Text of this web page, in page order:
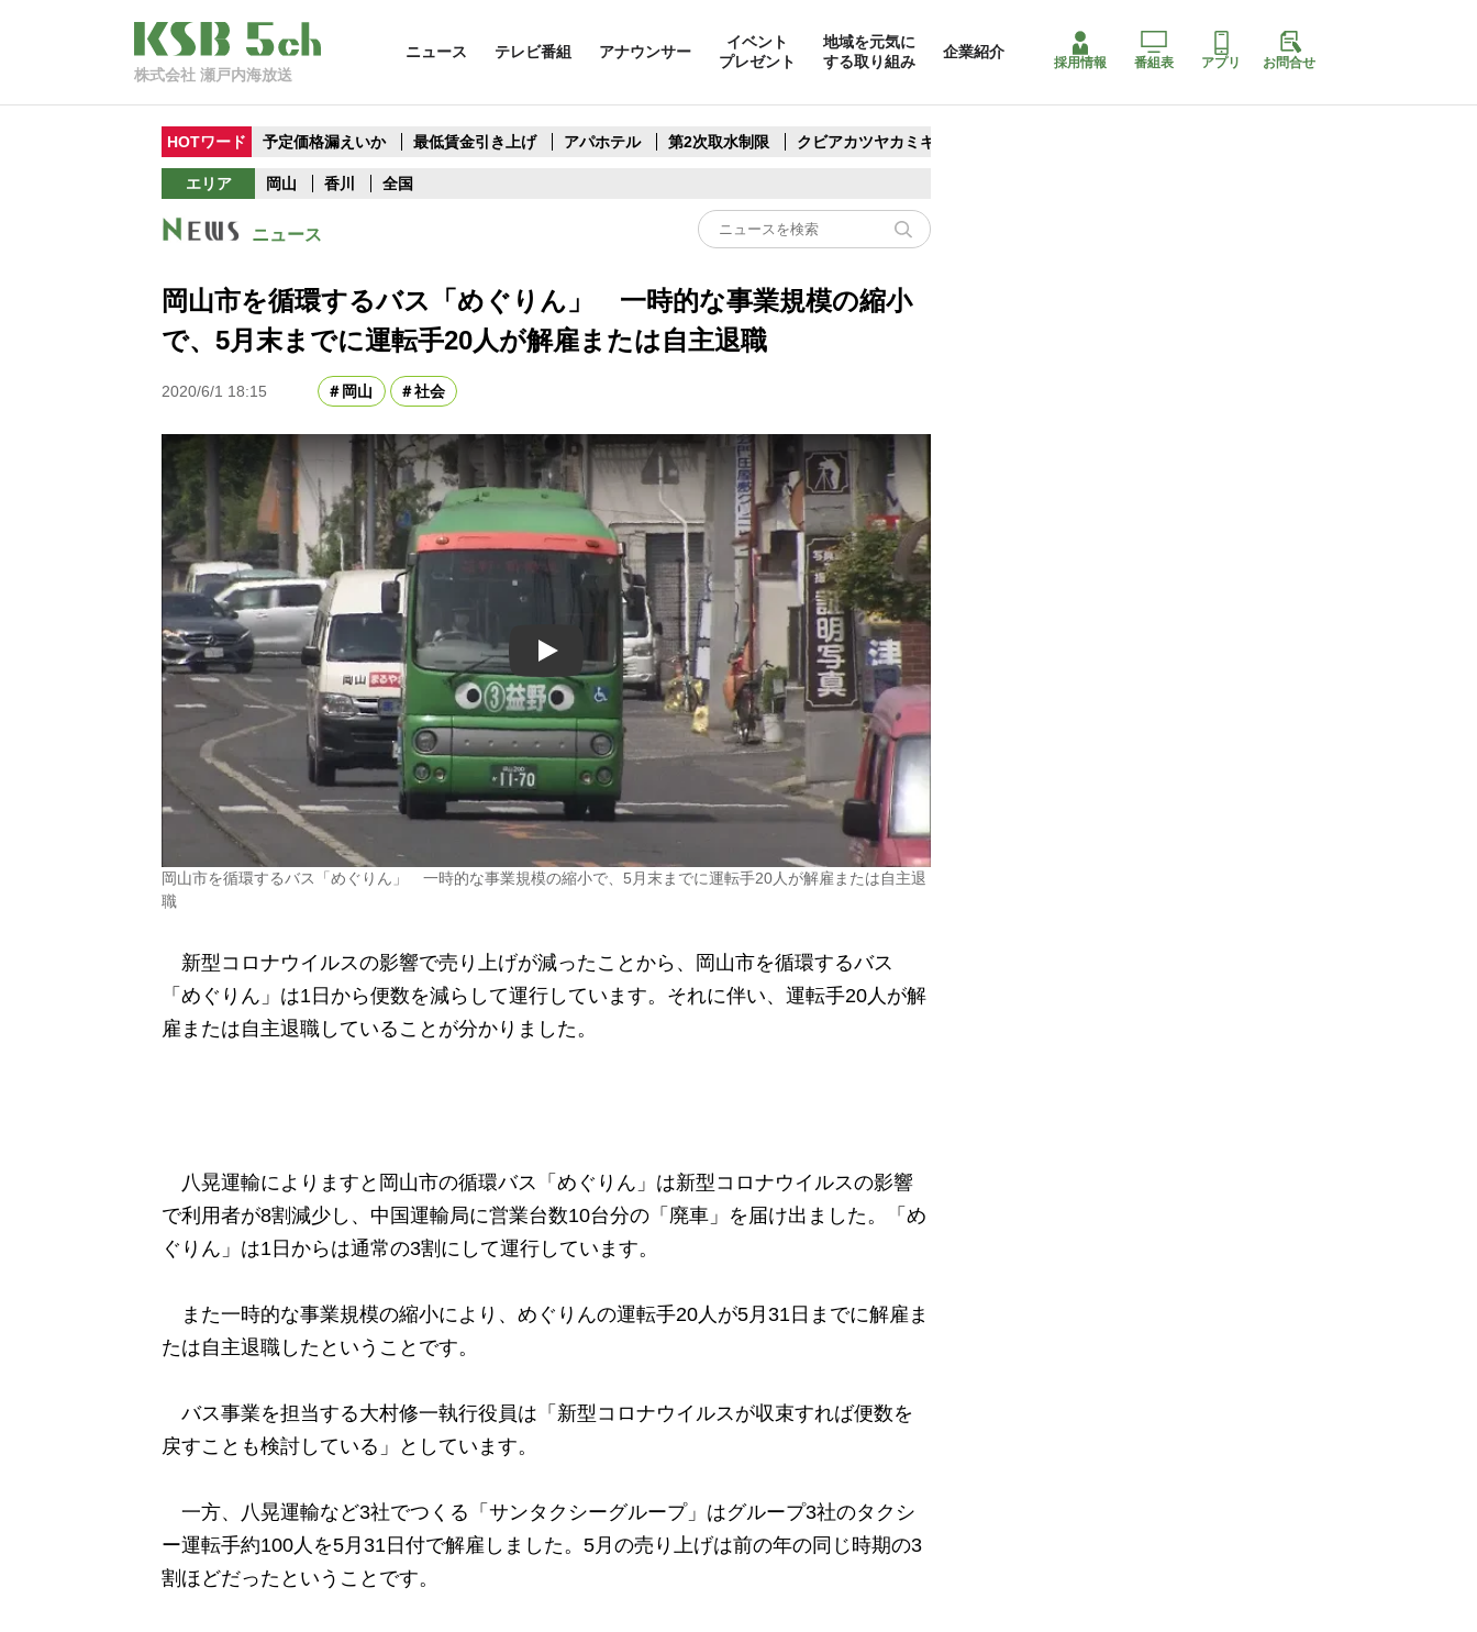
株式会社 瀬戸内海放送
ニュース テレビ番組 アナウンサー
イベント
プレゼント
地域を元気に
する取り組み
企業紹介
採用情報 番組表 アプリ お問合せ
HOTワード 予定価格漏えいか 最低賃金引き上げ アパホテル 第2次取水制限 クビアカツヤカミキリ
エリア 岡山 香川 全国
ニュース
岡山市を循環するバス「めぐりん」 一時的な事業規模の縮小
で、5月末までに運転手20人が解雇または自主退職
2020/6/1 18:15 岡山 社会
Play
岡山市を循環するバス「めぐりん」 一時的な事業規模の縮小で、5月末までに運転手20人が解雇または自主退
職
新型コロナウイルスの影響で売り上げが減ったことから、岡山市を循環するバス
「めぐりん」は1日から便数を減らして運行しています。それに伴い、運転手20人が解
雇または自主退職していることが分かりました。
八晃運輸によりますと岡山市の循環バス「めぐりん」は新型コロナウイルスの影響
で利用者が8割減少し、中国運輸局に営業台数10台分の「廃車」を届け出ました。「め
ぐりん」は1日からは通常の3割にして運行しています。
また一時的な事業規模の縮小により、めぐりんの運転手20人が5月31日までに解雇ま
たは自主退職したということです。
バス事業を担当する大村修一執行役員は「新型コロナウイルスが収束すれば便数を
戻すことも検討している」としています。
一方、八晃運輸など3社でつくる「サンタクシーグループ」はグループ3社のタクシ
ー運転手約100人を5月31日付で解雇しました。5月の売り上げは前の年の同じ時期の3
割ほどだったということです。